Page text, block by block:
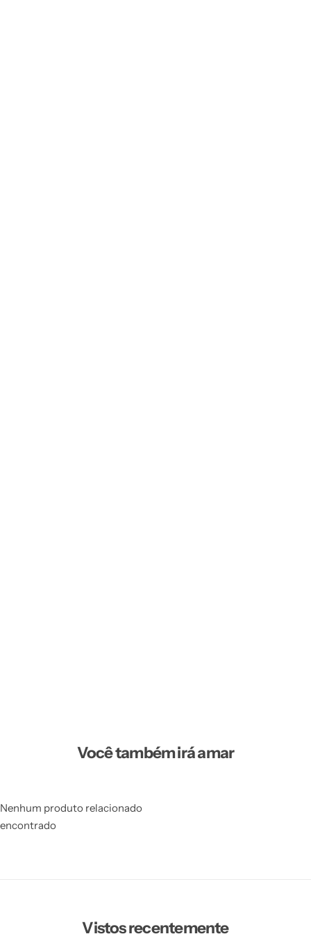
Você também irá amar
Nenhum produto relacionado
encontrado
Vistos recentemente